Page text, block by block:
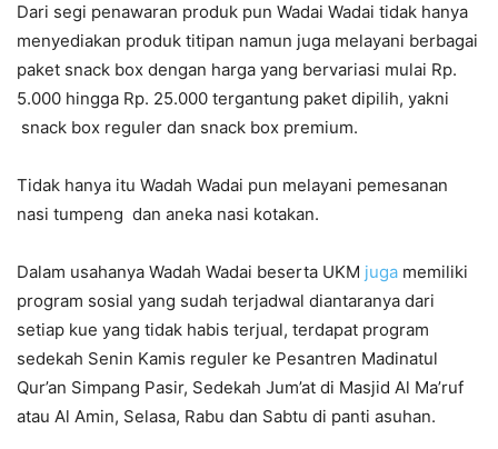
Dari segi penawaran produk pun Wadai Wadai tidak hanya
menyediakan produk titipan namun juga melayani berbagai
paket snack box dengan harga yang bervariasi mulai Rp.
5.000 hingga Rp. 25.000 tergantung paket dipilih, yakni
snack box reguler dan snack box premium.
Tidak hanya itu Wadah Wadai pun melayani pemesanan
nasi tumpeng dan aneka nasi kotakan.
Dalam usahanya Wadah Wadai beserta UKM juga memiliki
program sosial yang sudah terjadwal diantaranya dari
setiap kue yang tidak habis terjual, terdapat program
sedekah Senin Kamis reguler ke Pesantren Madinatul
Qur’an Simpang Pasir, Sedekah Jum’at di Masjid Al Ma’ruf
atau Al Amin, Selasa, Rabu dan Sabtu di panti asuhan.